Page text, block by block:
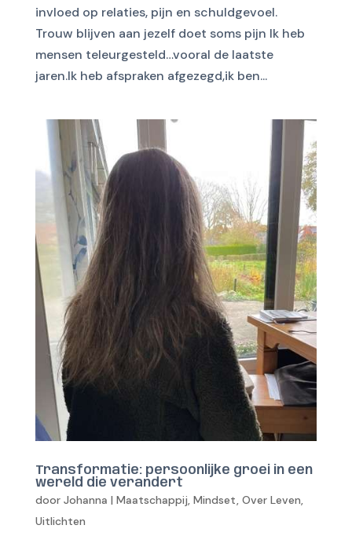
invloed op relaties, pijn en schuldgevoel.
Trouw blijven aan jezelf doet soms pijn Ik heb
mensen teleurgesteld…vooral de laatste
jaren.Ik heb afspraken afgezegd,ik ben...
Transformatie: persoonlijke groei in een
wereld die verandert
door Johanna | Maatschappij, Mindset, Over Leven,
Uitlichten